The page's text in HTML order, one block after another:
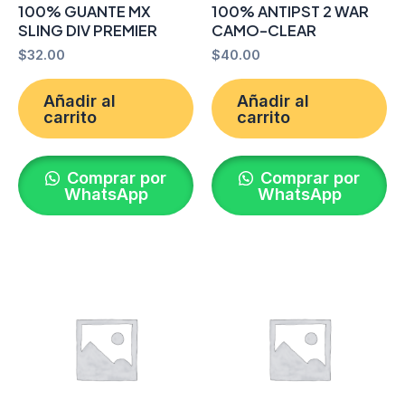
100% GUANTE MX
SLING DIV PREMIER
$32.00
Añadir al
carrito
Comprar por
WhatsApp
100% ANTIPST 2 WAR
CAMO-CLEAR
$40.00
Añadir al
carrito
Comprar por
WhatsApp